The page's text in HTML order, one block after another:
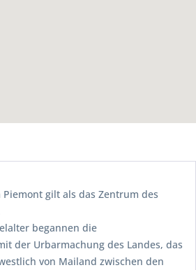
gilt als das Zentrum des
begannen die
der Urbarmachung des Landes, das
von Mailand zwischen den